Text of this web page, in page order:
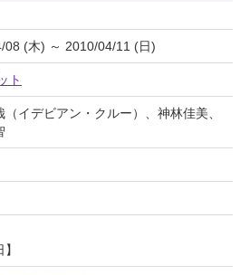
08 (木) ～ 2010/04/11 (日)
ト
（イデビアン・クルー）、神林佳美、